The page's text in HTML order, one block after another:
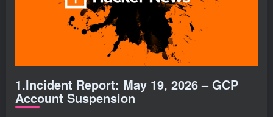
1.Incident Report: May 19, 2026 – GCP
Account Suspension